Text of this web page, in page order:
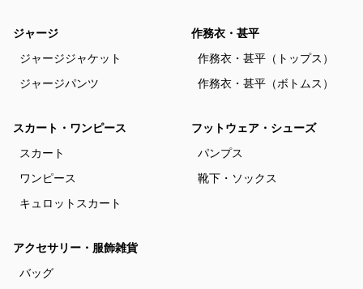
ジャージ
ジャージジャケット
ジャージパンツ
作務衣・甚平
作務衣・甚平（トップス）
作務衣・甚平（ボトムス）
スカート・ワンピース
スカート
ワンピース
キュロットスカート
フットウェア・シューズ
パンプス
靴下・ソックス
アクセサリー・服飾雑貨
バッグ